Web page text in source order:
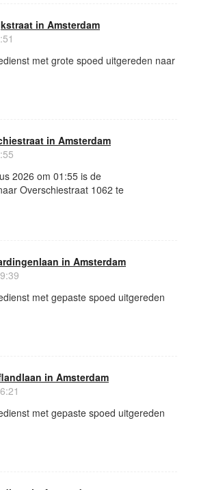
in Amsterdam
met grote spoed uitgereden naar
in Amsterdam
2026 om 01:55 is de
Overschiestraat 1062 te
in Amsterdam
met gepaste spoed uitgereden
in Amsterdam
met gepaste spoed uitgereden